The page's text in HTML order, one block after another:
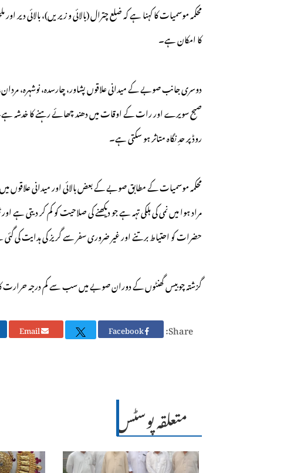
محکمہ موسمیات کا کہنا ہے کہ ضلع چترال (بالائی و زیریں)، بالائی دیر
کا امکان ہے۔
دوسری جانب صوبے کے میدانی علاقوں پشاور، چارسدہ، نوشہرہ،
روڈ پر حدِ نگاہ متاثر ہو سکتی ہے۔
محکمہ موسمیات کے مطابق صوبے کے بعض بالائی اور میدانی
مراد ہوا میں نمی کی ہلکی تہہ ہے جو دیکھنے کی صلاحیت کو کم کر دیتی
حضرات کو احتیاط برتنے اور غیر ضروری سفر سے گریز کی ہدایت کی
گزشتہ چوبیس گھنٹوں کے دوران صوبے میں سب سے کم درجہ حرارت کالام میں منفی 4 ڈگری سینٹی
Share:
Email
متعلقہ پوسٹس